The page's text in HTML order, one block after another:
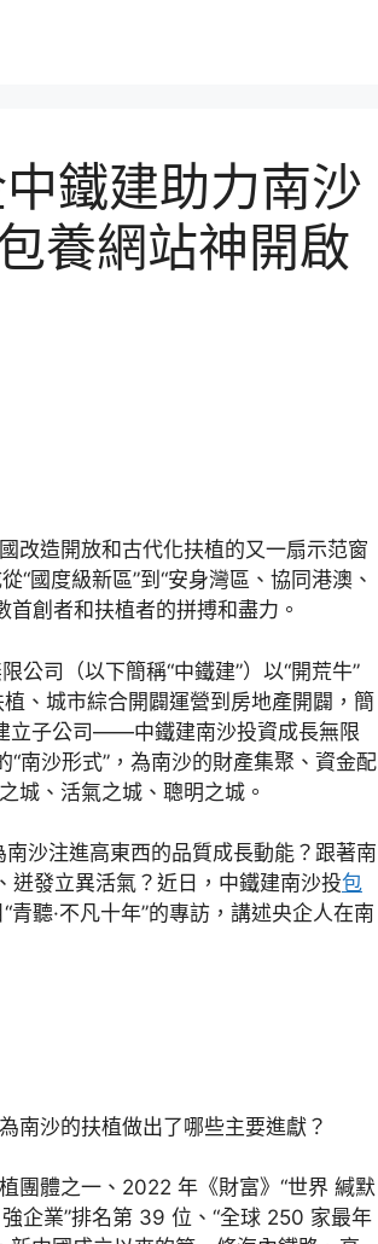
中鐵建助力南沙
養網站神開啟
改造開放和古代化扶植的又一扇示范窗
國度級新區”到“安身灣區、協同港澳、
首創者和扶植者的拼搏和盡力。
司（以下簡稱“中鐵建”）以“開荒牛”
、城市綜合開闢運營到房地產開闢，簡
立子公司——中鐵建南沙投資成長無限
南沙形式”，為南沙的財產集聚、資金配
城、活氣之城、聰明之城。
南沙注進高東西的品質成長動能？跟著南
迸發立異活氣？近日，中鐵建南沙投包
聽·不凡十年”的專訪，講述央企人在南
南沙的扶植做出了哪些主要進獻？
團體之一、2022 年《財富》“世界 緘默
企業”排名第 39 位、“全球 250 家最年